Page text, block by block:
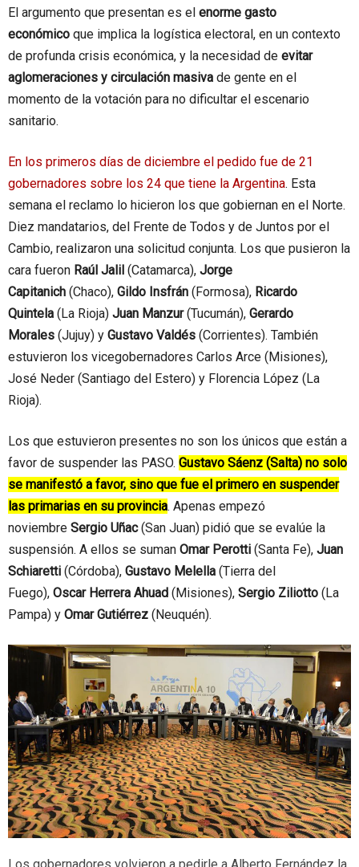
El argumento que presentan es el enorme gasto
económico que implica la logística electoral, en un contexto
de profunda crisis económica, y la necesidad de evitar
aglomeraciones y circulación masiva de gente en el
momento de la votación para no dificultar el escenario
sanitario.
En los primeros días de diciembre el pedido fue de 21
gobernadores sobre los 24 que tiene la Argentina. Esta
semana el reclamo lo hicieron los que gobiernan en el Norte.
Diez mandatarios, del Frente de Todos y de Juntos por el
Cambio, realizaron una solicitud conjunta. Los que pusieron la
cara fueron Raúl Jalil (Catamarca), Jorge
Capitanich (Chaco), Gildo Insfrán (Formosa), Ricardo
Quintela (La Rioja) Juan Manzur(Tucumán), Gerardo
Morales (Jujuy) y Gustavo Valdés (Corrientes). También
estuvieron los vicegobernadores Carlos Arce (Misiones),
José Neder (Santiago del Estero) y Florencia López (La
Rioja).
Los que estuvieron presentes no son los únicos que están a
favor de suspender las PASO. Gustavo Sáenz (Salta) no solo
se manifestó a favor, sino que fue el primero en suspender
las primarias en su provincia. Apenas empezó
noviembre Sergio Uñac(San Juan) pidió que se evalúe la
suspensión. A ellos se suman Omar Perotti (Santa Fe), Juan
Schiaretti (Córdoba), Gustavo Melella (Tierra del
Fuego), Oscar Herrera Ahuad (Misiones), Sergio Ziliotto (La
Pampa) y Omar Gutiérrez (Neuquén).